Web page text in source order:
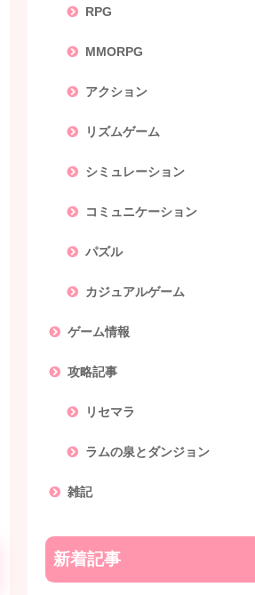
RPG
MMORPG
アクション
リズムゲーム
シミュレーション
コミュニケーション
パズル
カジュアルゲーム
ゲーム情報
攻略記事
リセマラ
ラムの泉とダンジョン
雑記
新着記事